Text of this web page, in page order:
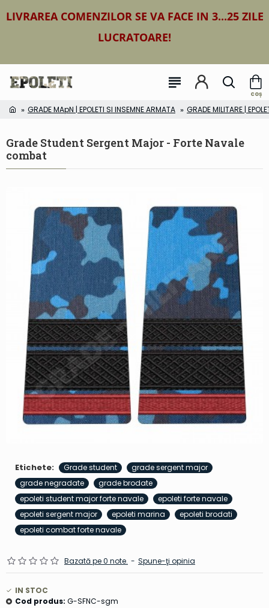
LIVRAREA COMENZILOR SE VA FACE IN 3...25 ZILE
LUCRATOARE!
GRADE MApN | EPOLETI SI INSEMNE ARMATA GRADE MILITARE |
Grade Student Sergent Major - Forte Navale
combat
Etichete: Grade student
grade sergent major
grade negradate
grade brodate
epoleti student major forte navale
epoleti forte navale
epoleti sergent major
epoleti marina
epoleti brodati
epoleti combat forte navale
Bazată pe 0 note. - Spune-ţi opinia
IN STOC
Cod produs: G-SFNC-sgm